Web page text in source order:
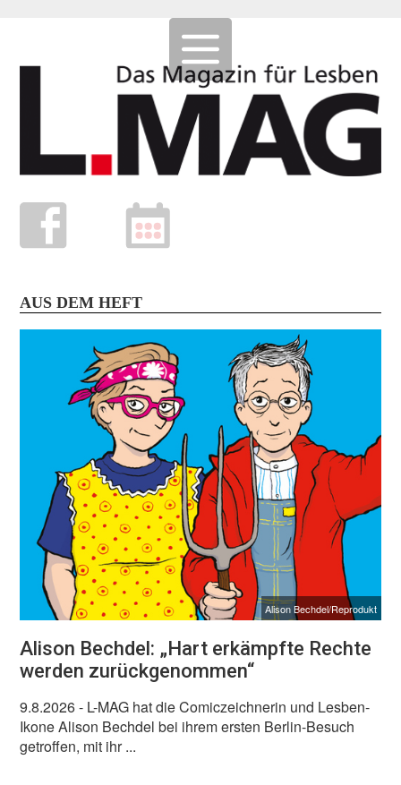
AUS DEM HEFT
Alison Bechdel/Reprodukt
Alison Bechdel: „Hart erkämpfte Rechte
werden zurückgenommen“
9.8.2026- L-MAG hat die Comiczeichnerin und Lesben-
Ikone Alison Bechdel bei ihrem ersten Berlin-Besuch
getroffen, mit ihr ...